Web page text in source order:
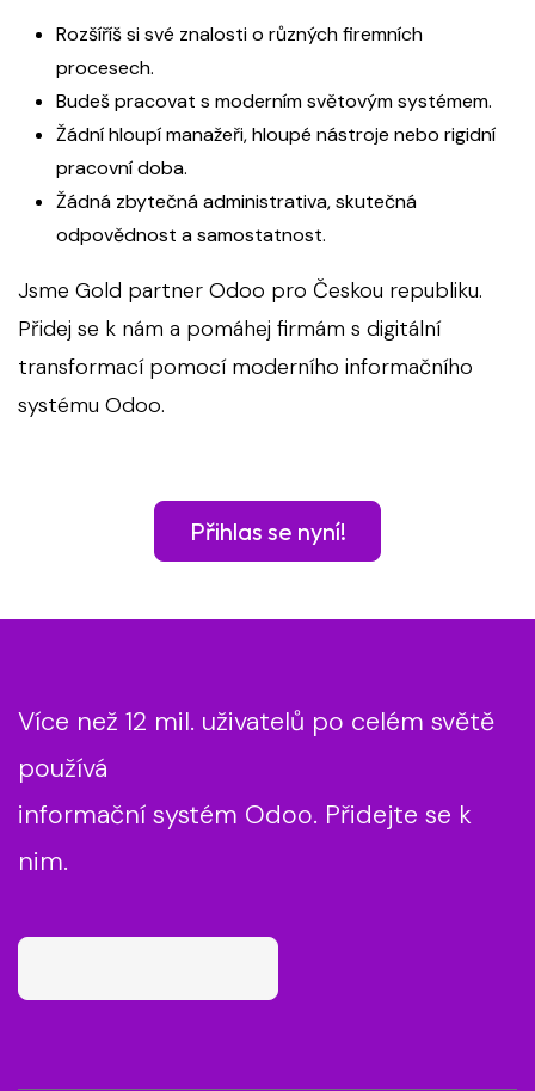
Rozšíříš si své znalosti o různých firemních
procesech.
Budeš pracovat s moderním světovým systémem.
Žádní hloupí manažeři, hloupé nástroje nebo rigidní
pracovní doba.
Žádná zbytečná administrativa, skutečná
odpovědnost a samostatnost.
Jsme Gold partner Odoo pro Českou republiku.
Přidej se k nám a pomáhej firmám s digitální
transformací pomocí moderního informačního
systému Odoo.
Přihlas se nyní!
Více než 12 mil. uživatelů po celém světě
používá
informační systém Odoo. Přidejte se k
nim​.